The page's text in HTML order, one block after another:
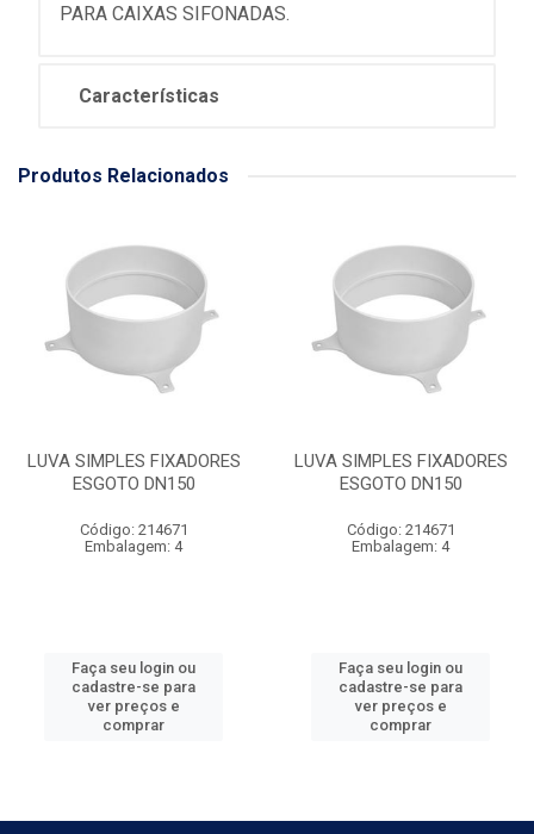
PARA CAIXAS SIFONADAS.
Características
Produtos Relacionados
LUVA SIMPLES FIXADORES
ESGOTO DN150
Código: 214671
Embalagem: 4
Faça seu login ou
cadastre-se para
ver preços e
comprar
LUVA SIMPLES FIXADORES
ESGOTO DN150
Código: 214671
Embalagem: 4
Faça seu login ou
cadastre-se para
ver preços e
comprar